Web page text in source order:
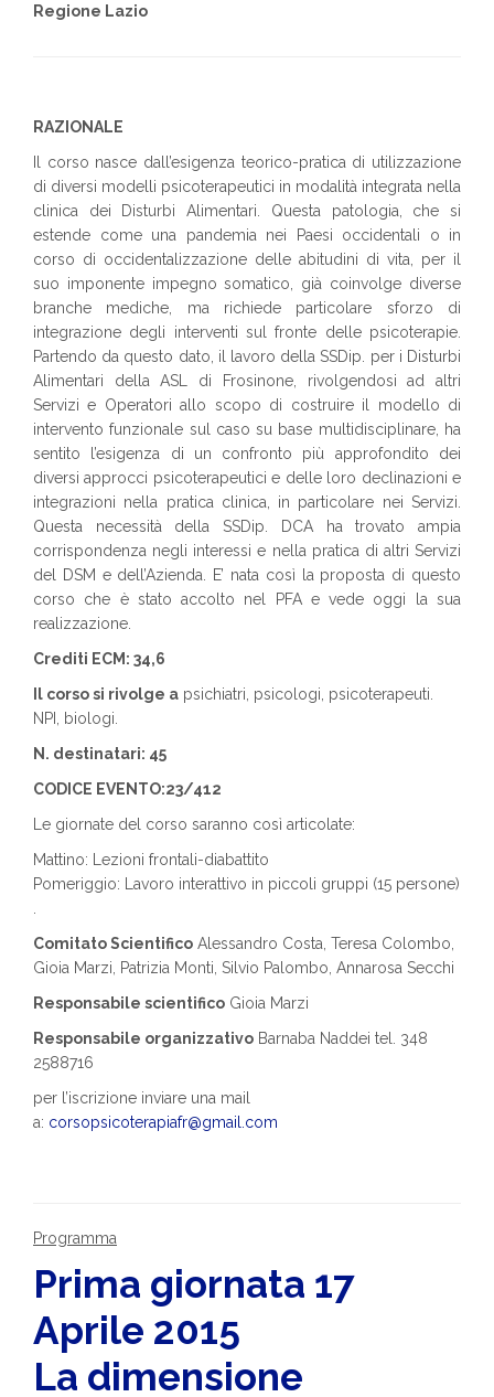
Regione Lazio
RAZIONALE
Il corso nasce dall’esigenza teorico-pratica di utilizzazione
di diversi modelli psicoterapeutici in modalità integrata nella
clinica dei Disturbi Alimentari. Questa patologia, che si
estende come una pandemia nei Paesi occidentali o in
corso di occidentalizzazione delle abitudini di vita, per il
suo imponente impegno somatico, già coinvolge diverse
branche mediche, ma richiede particolare sforzo di
integrazione degli interventi sul fronte delle psicoterapie.
Partendo da questo dato, il lavoro della SSDip. per i Disturbi
Alimentari della ASL di Frosinone, rivolgendosi ad altri
Servizi e Operatori allo scopo di costruire il modello di
intervento funzionale sul caso su base multidisciplinare, ha
sentito l’esigenza di un confronto più approfondito dei
diversi approcci psicoterapeutici e delle loro declinazioni e
integrazioni nella pratica clinica, in particolare nei Servizi.
Questa necessità della SSDip. DCA ha trovato ampia
corrispondenza negli interessi e nella pratica di altri Servizi
del DSM e dell’Azienda. E’ nata così la proposta di questo
corso che è stato accolto nel PFA e vede oggi la sua
realizzazione.
Crediti ECM: 34,6
Il corso si rivolge a psichiatri, psicologi, psicoterapeuti.
NPI, biologi.
N. destinatari: 45
CODICE EVENTO:23/412
Le giornate del corso saranno così articolate:
Mattino: Lezioni frontali-diabattito
Pomeriggio: Lavoro interattivo in piccoli gruppi (15 persone)
Comitato Scientifico Alessandro Costa, Teresa Colombo,
Gioia Marzi, Patrizia Monti, Silvio Palombo, Annarosa Secchi
Responsabile scientifico Gioia Marzi
Responsabile organizzativo Barnaba Naddei tel. 348
2588716
per l’iscrizione inviare una mail
a: corsopsicoterapiafr@gmail.com
Programma
Prima giornata 17
Aprile 2015
La dimensione